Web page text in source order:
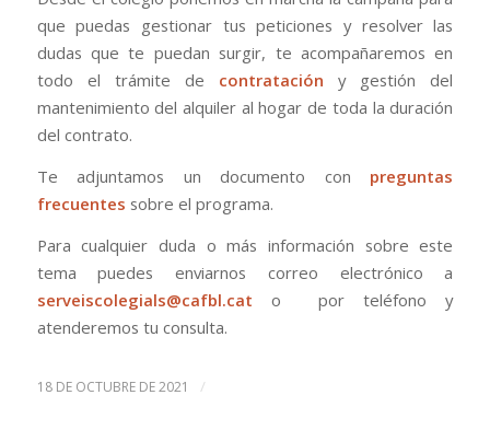
que puedas gestionar tus peticiones y resolver las
dudas que te puedan surgir, te acompañaremos en
todo el trámite de contratación y gestión del
mantenimiento del alquiler al hogar de toda la duración
del contrato.
Te adjuntamos un documento con preguntas
frecuentes sobre el programa.
Para cualquier duda o más información sobre este
tema puedes enviarnos correo electrónico a
serveiscolegials@cafbl.cat o por teléfono y
atenderemos tu consulta.
18 DE OCTUBRE DE 2021 /